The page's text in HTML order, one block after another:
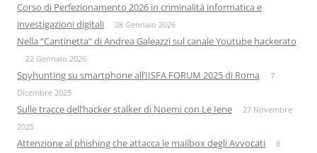
Corso di Perfezionamento 2026 in criminalità informatica e
investigazioni digitali
28 Gennaio 2026
Nella “Cantinetta” di Andrea Galeazzi sul canale Youtube hackerato
22 Gennaio 2026
Spyhunting su smartphone all’IISFA FORUM 2025 di Roma
7
Dicembre 2025
Sulle tracce dell’hacker stalker di Noemi con Le Iene
27 Novembre
2025
Attenzione al phishing che attacca le mailbox degli Avvocati
8